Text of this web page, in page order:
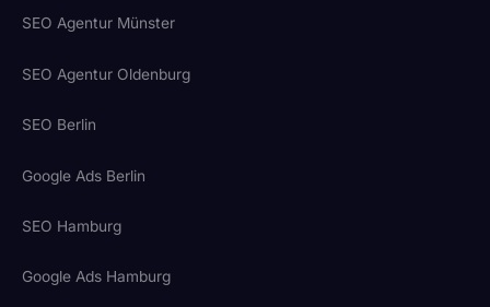
SEO Agentur Münster
SEO Agentur Oldenburg
SEO Berlin
Google Ads Berlin
SEO Hamburg
Google Ads Hamburg